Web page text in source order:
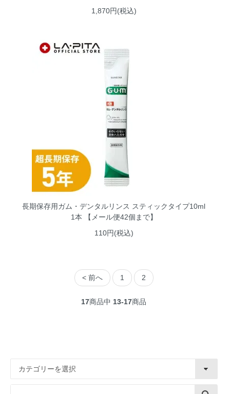
1,870円(税込)
長期保存用ガム・デンタルリンス スティックタイプ10ml
1本 【メール便42個まで】
110円(税込)
< 前へ 1 2
17商品中 13-17商品